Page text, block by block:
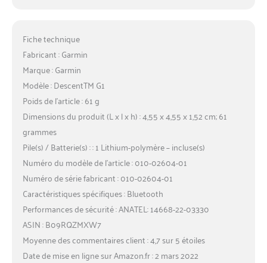
Fiche technique
Fabricant : Garmin
Marque : Garmin
Modèle : DescentTM G1
Poids de l’article : 61 g
Dimensions du produit (L x l x h) : 4,55 x 4,55 x 1,52 cm; 61
grammes
Pile(s) / Batterie(s) : : 1 Lithium-polymère – incluse(s)
Numéro du modèle de l’article : 010-02604-01
Numéro de série fabricant : 010-02604-01
Caractéristiques spécifiques : Bluetooth
Performances de sécurité : ANATEL: 14668-22-03330
ASIN : B09RQZMXW7
Moyenne des commentaires client : 4,7 sur 5 étoiles
Date de mise en ligne sur Amazon.fr : 2 mars 2022